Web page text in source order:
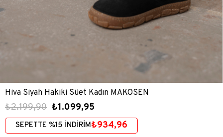
Hiva Siyah Hakiki Süet Kadın MAKOSEN
₺2.199,90 ₺1.099,95
SEPETTE %15 İNDİRİM₺934,96